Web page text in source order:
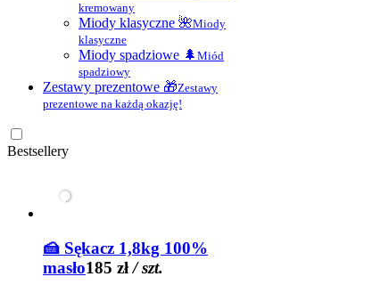
kremowany
Miody klasyczne 🌺Miody
klasyczne
Miody spadziowe 🌲 Miód
spadziowy
Zestawy prezentowe 🎁Zestawy
prezentowe na każdą okazję!
Bestsellery
🍰 Sękacz 1,8kg 100%
masło185 zł / szt.